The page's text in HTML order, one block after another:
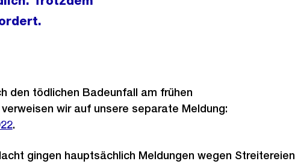
den tödlichen Badeunfall am frühen
wir auf unsere separate Meldung:
.
gingen hauptsächlich Meldungen wegen Streitereien